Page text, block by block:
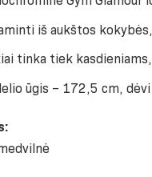
iš aukštos
tinka tiek
ūgis – 172,5 cm, dėvi